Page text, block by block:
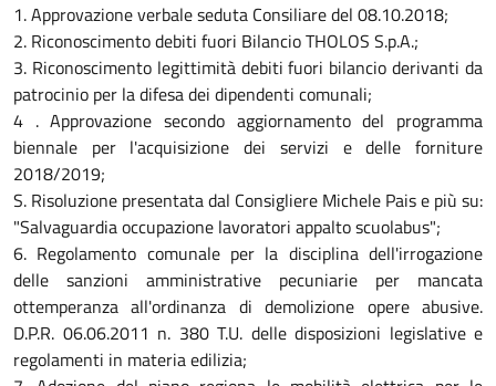
1. Approvazione verbale seduta Consiliare del 08.10.2018;
2. Riconoscimento debiti fuori Bilancio THOLOS S.p.A.;
3. Riconoscimento legittimità debiti fuori bilancio derivanti da
patrocinio per la difesa dei dipendenti comunali;
4 . Approvazione secondo aggiornamento del programma
biennale per l'acquisizione dei servizi e delle forniture
2018/2019;
S. Risoluzione presentata dal Consigliere Michele Pais e più su:
"Salvaguardia occupazione lavoratori appalto scuolabus";
6. Regolamento comunale per la disciplina dell'irrogazione
delle sanzioni amministrative pecuniarie per mancata
ottemperanza all'ordinanza di demolizione opere abusive.
D.P.R. 06.06.2011 n. 380 T.U. delle disposizioni legislative e
regolamenti in materia edilizia;